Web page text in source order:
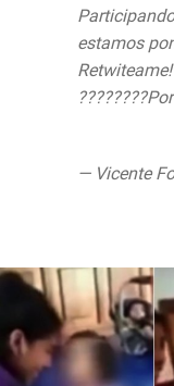
estamos
Retwiteame!
— Vicente